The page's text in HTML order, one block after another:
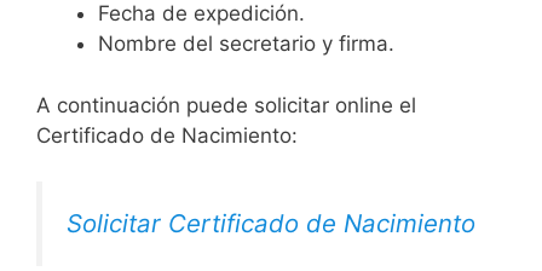
Fecha de expedición.
Nombre del secretario y firma.
A continuación puede solicitar online el
Certificado de Nacimiento:
Solicitar Certificado de Nacimiento